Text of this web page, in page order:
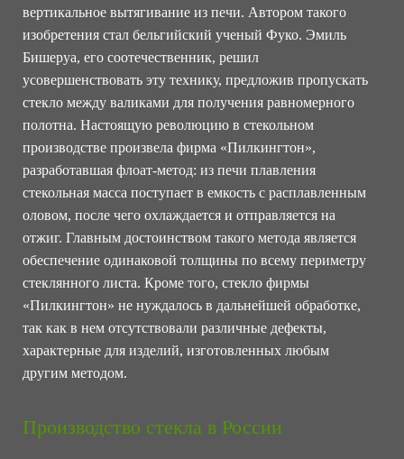
вертикальное вытягивание из печи. Автором такого
изобретения стал бельгийский ученый Фуко. Эмиль
Бишеруа, его соотечественник, решил
усовершенствовать эту технику, предложив пропускать
стекло между валиками для получения равномерного
полотна. Настоящую революцию в стекольном
производстве произвела фирма «Пилкингтон»,
разработавшая флоат-метод: из печи плавления
стекольная масса поступает в емкость с расплавленным
оловом, после чего охлаждается и отправляется на
отжиг. Главным достоинством такого метода является
обеспечение одинаковой толщины по всему периметру
стеклянного листа. Кроме того, стекло фирмы
«Пилкингтон» не нуждалось в дальнейшей обработке,
так как в нем отсутствовали различные дефекты,
характерные для изделий, изготовленных любым
другим методом.
Производство стекла в России